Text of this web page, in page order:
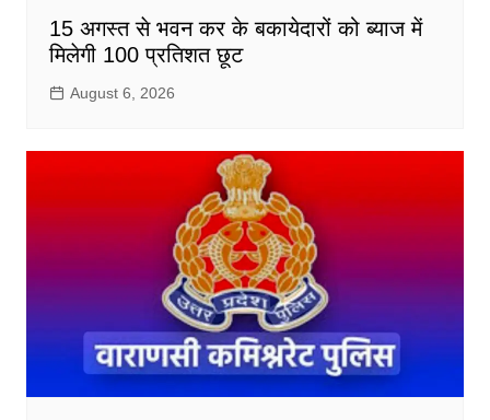
15 अगस्त से भवन कर के बकायेदारों को ब्याज में
मिलेगी 100 प्रतिशत छूट
August 6, 2026